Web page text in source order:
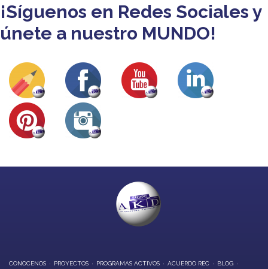
¡Síguenos en Redes Sociales y
únete a nuestro MUNDO!
CONOCENOS PROYECTOS PROGRAMAS ACTIVOS ACUERDO REC BLOG